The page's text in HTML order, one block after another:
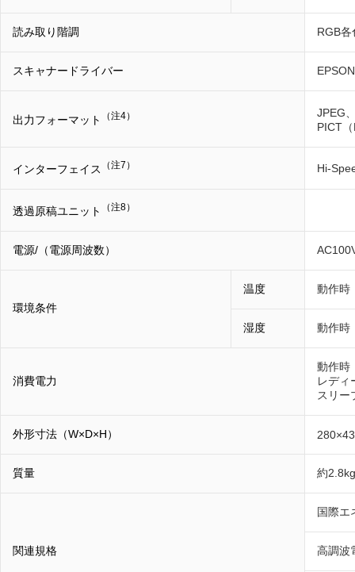
読み取り階調 RGB
スキャナードライバー
出力フォーマット （注4）
JPEG
PICT
インターフェイス （注7） Hi-
透過原稿ユニット （注8）
電源/（電源周波数）
環境条件
温度 動作時
湿度 動作時
消費電力
動作時
レディ
スリー
外形寸法（W×D×H）
質量 約2.8kg
関連規格
国際エ
高調波